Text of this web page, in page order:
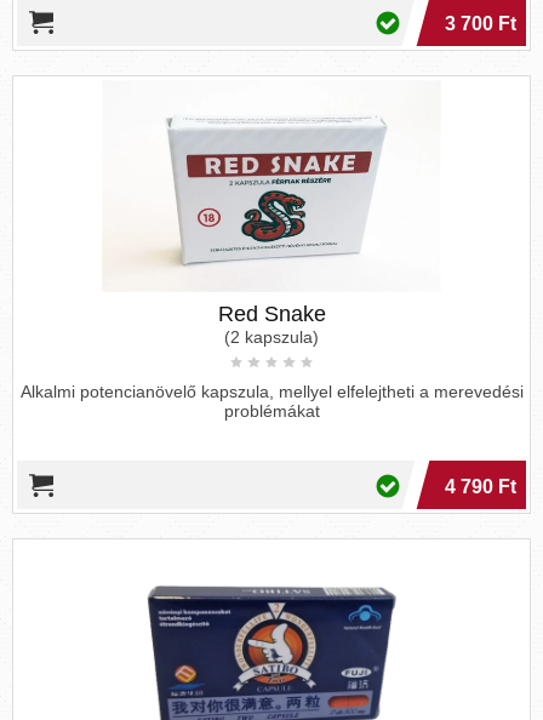
3 700 Ft
Red Snake
(2 kapszula)
Alkalmi potencianövelő kapszula, mellyel elfelejtheti a merevedési
problémákat
4 790 Ft